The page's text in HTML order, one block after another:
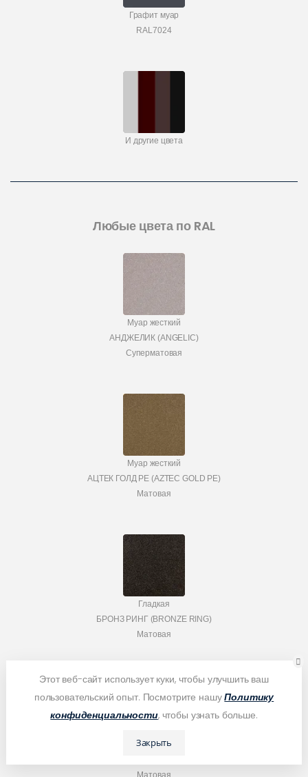
Графит муар
RAL7024
И другие цвета
Любые цвета по RAL
Муар жесткий
АНДЖЕЛИК (ANGELIC)
Суперматовая
Муар жесткий
АЦТЕК ГОЛД PE (AZTEC GOLD PE)
Матовая
Гладкая
БРОНЗ РИНГ (BRONZE RING)
Матовая
Муар
Этот веб-сайт использует куки, чтобы улучшить ваш
пользовательский опыт. Посмотрите нашуПолитику
конфиденциальности, чтобы узнать больше.
Закрыть